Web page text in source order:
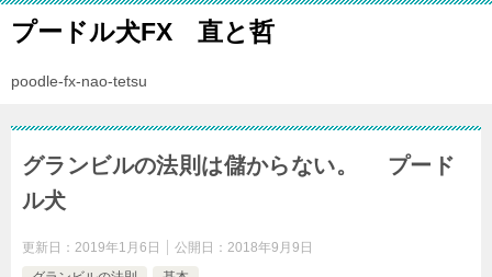
プードル犬FX 直と哲
poodle-fx-nao-tetsu
グランビルの法則は儲からない。 プード
ル犬
更新日： 2019年1月6日 公開日： 2018年9月9日